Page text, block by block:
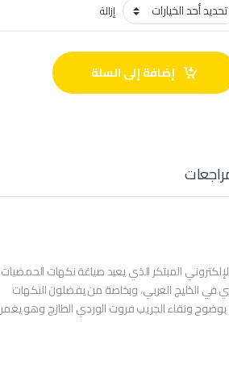
إزالة
إضافة إلى السلة
وانتعاشاً لا مثيل له مع فروزن بينك رويال 60 مل، السائل الإلكتروني المبتكر الذي يعيد صياغة نكهات الحمضيات
في الخليج العربي، وبخاصة من يفضلون النكهات
بوضوح ونقاء الجريب فروت الوردي الطازج وهو يغمر